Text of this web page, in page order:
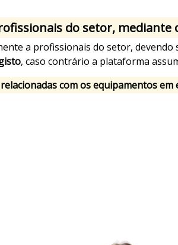
do setor, mediante
a profissionais do setor, devendo
, caso contrário a plataforma
com os equipamentos